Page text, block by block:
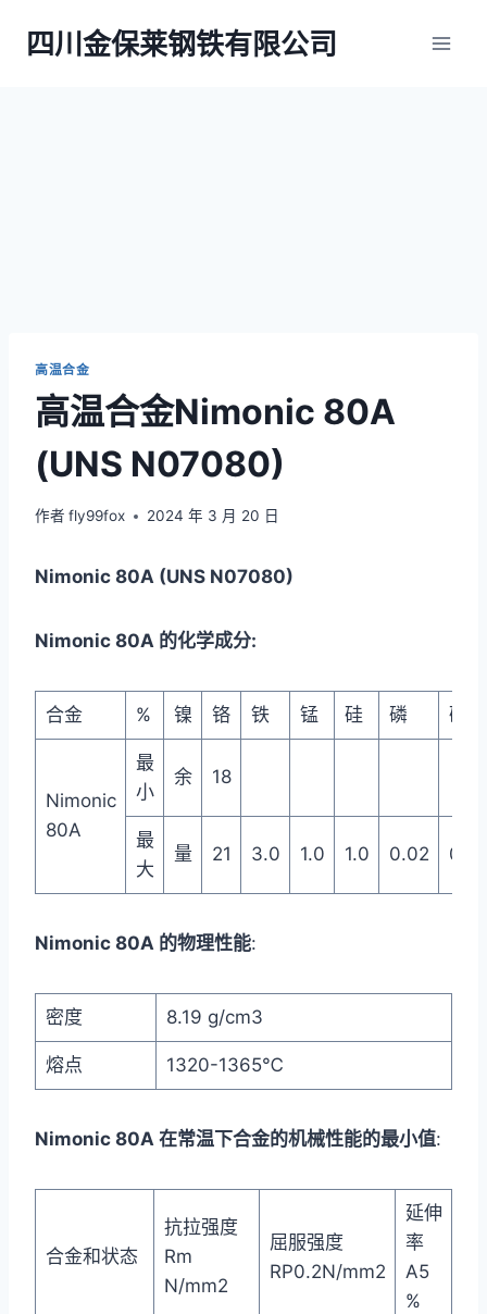
四川金保莱钢铁有限公司
高温合金
高温合金Nimonic 80A
(UNS N07080)
作者 fly99fox 2024 年 3 月 20 日
Nimonic 80A (UNS N07080)
Nimonic 80A 的化学成分:
合金 % 镍 铬 铁 锰 硅 磷 硫
Nimonic
80A
最
小
余 18
最
大
量 21 3.0 1.0 1.0 0.02
Nimonic 80A 的物理性能:
密度 8.19 g/cm3
熔点 1320-1365℃
Nimonic 80A 在常温下合金的机械性能的最小值:
合金和状态
抗拉强度
Rm
N/mm2
屈服强度
RP0.2N/mm2
延伸
率
A5
%